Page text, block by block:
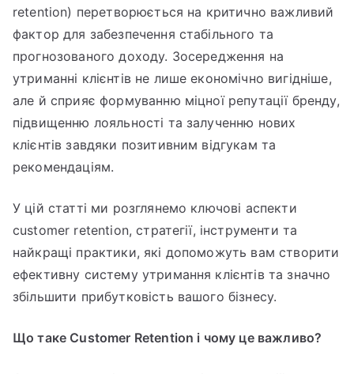
retention) перетворюється на критично важливий
фактор для забезпечення стабільного та
прогнозованого доходу. Зосередження на
утриманні клієнтів не лише економічно вигідніше,
але й сприяє формуванню міцної репутації бренду,
підвищенню лояльності та залученню нових
клієнтів завдяки позитивним відгукам та
рекомендаціям.
У цій статті ми розглянемо ключові аспекти
customer retention, стратегії, інструменти та
найкращі практики, які допоможуть вам створити
ефективну систему утримання клієнтів та значно
збільшити прибутковість вашого бізнесу.
Що таке Customer Retention і чому це важливо?